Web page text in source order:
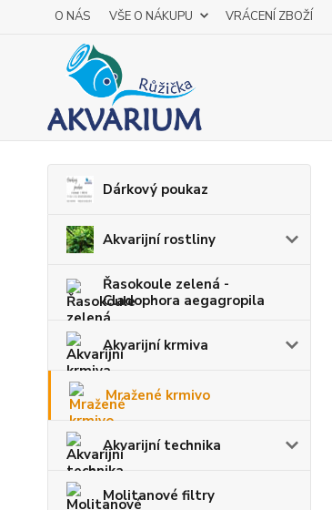
O NÁS VŠE O NÁKUPU VRÁCENÍ ZBOŽÍ
Dárkový poukaz
Akvarijní rostliny
Řasokoule zelená -
Cladophora aegagropila
Akvarijní krmiva
Mražené krmivo
Akvarijní technika
Molitanové filtry